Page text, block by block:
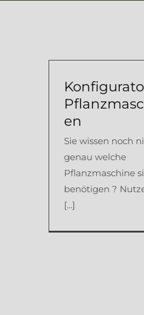
en
Sie wissen noch
genau welche
Pflanzmaschine
benötigen ?
[...]